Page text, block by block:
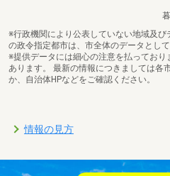
※行政機関により公表していない地域及
の政令指定都市は、市全体のデータとして
※提供データには細心の注意を払ってお
あります。 最新の情報につきましては各
か、自治体HPなどをご確認ください。
情報の見方